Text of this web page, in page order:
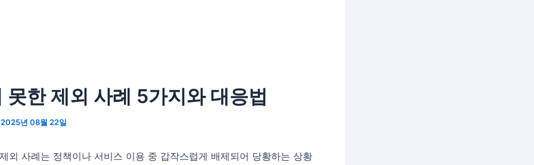
못한 제외 사례 5가지와 대응법
2025년 08월 22일
외 사례는 정책이나 서비스 이용 중 갑작스럽게 배제되어 당황하는 상황